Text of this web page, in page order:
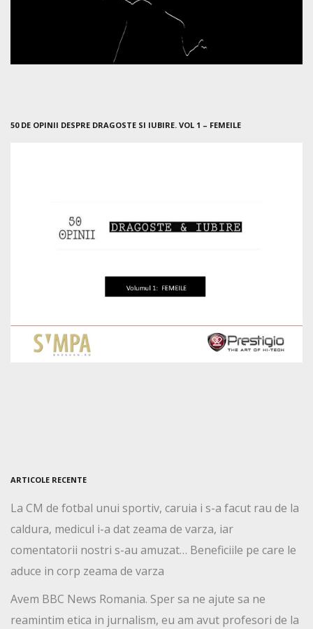
50 DE OPINII DESPRE DRAGOSTE SI IUBIRE. VOL 1 – FEMEILE
ARTICOLE RECENTE
La CM de fotbal unui sportiv, caruia i s-a facut rau de la
caldura, medicul i-a dat zeama de varza, iar
comentatorii nostri s-au amuzat… Beneficiile pe care le
aduce in corp zeama de varza
Avem BBC News Romania. Sper sa ne ajute sa ne
reamintim etica in jurnalism, eu am avut profesori de la